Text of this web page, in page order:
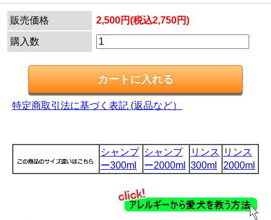
販売価格 2,500円(税込2,750円)
購入数
特定商取引法に基づく表記 (返品など）
シャンプ
ー300ml
シャンプ
ー2000ml
リンス
300ml
リンス
2000ml